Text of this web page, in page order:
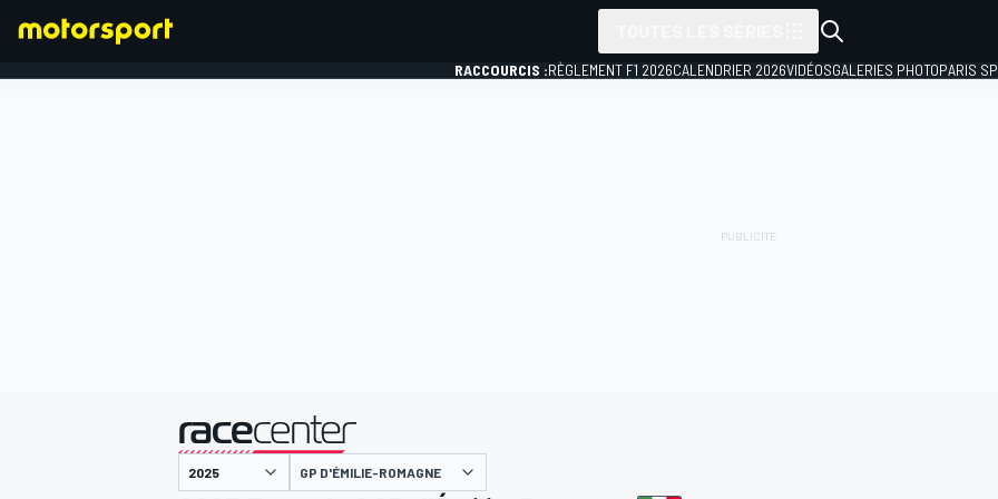
RACCOURCIS :RÈGLEMENT F1 2026CALENDRIER 2026VIDÉOSGALERIES PHOTOPARIS
présenté par
GP D'ÉMILIE-ROMAGNE